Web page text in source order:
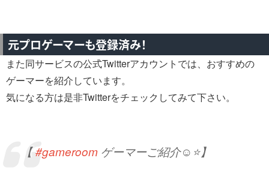
元プロゲーマーも登録済み！
また同サービスの公式Twitterアカウントでは、おすすめの
ゲーマーを紹介しています。
気になる方は是非Twitterをチェックしてみて下さい。
【#gameroom ゲーマーご紹介☺️⭐️】